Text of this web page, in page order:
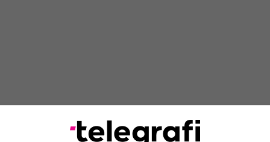
hyrës ju dha edhe deputetit, Sasho Vasilevskit, i